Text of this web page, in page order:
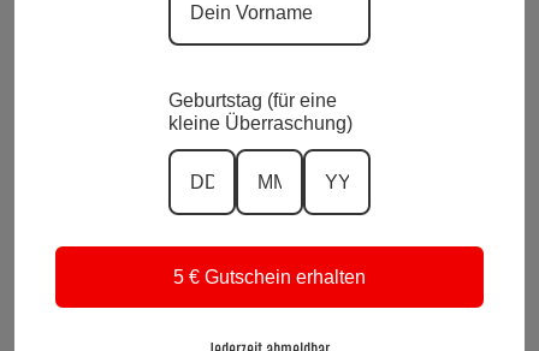
Impressum und Datenschutzerklärung
Wiederrufsbelehrung
KI-Transparenz
Alle Preise inkl. Mwst.
Vertrag widerrufen
Suchen
Geburtstag (für eine
kleine Überraschung)
5 € Gutschein erhalten